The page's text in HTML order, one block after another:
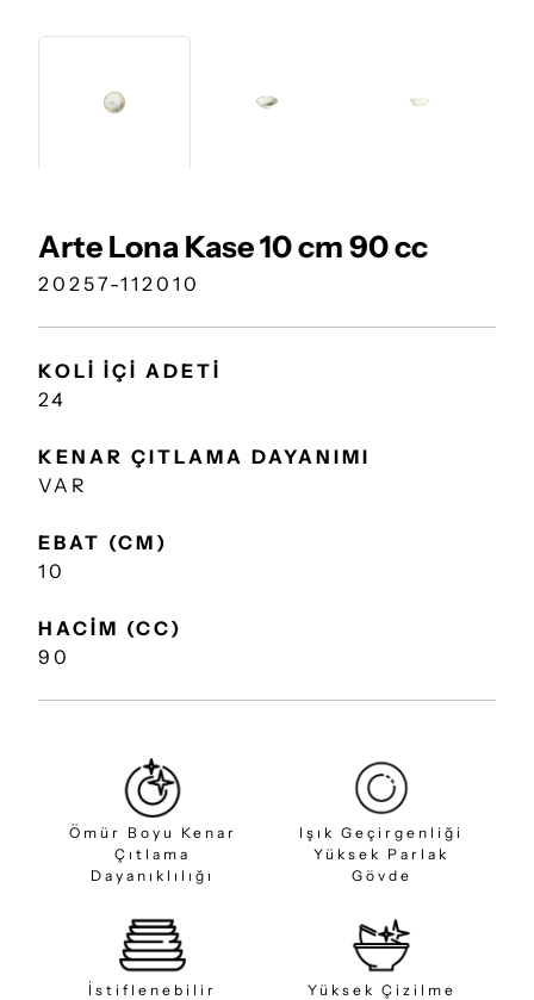
Arte Lona Kase 10 cm 90 cc
20257-112010
KOLİ İÇİ ADETİ
24
KENAR ÇITLAMA DAYANIMI
VAR
EBAT (CM)
10
HACİM (CC)
90
Ömür Boyu Kenar
Çıtlama
Dayanıklılığı
Işık Geçirgenliği
Yüksek Parlak
Gövde
İstiflenebilir
Yüksek Çizilme